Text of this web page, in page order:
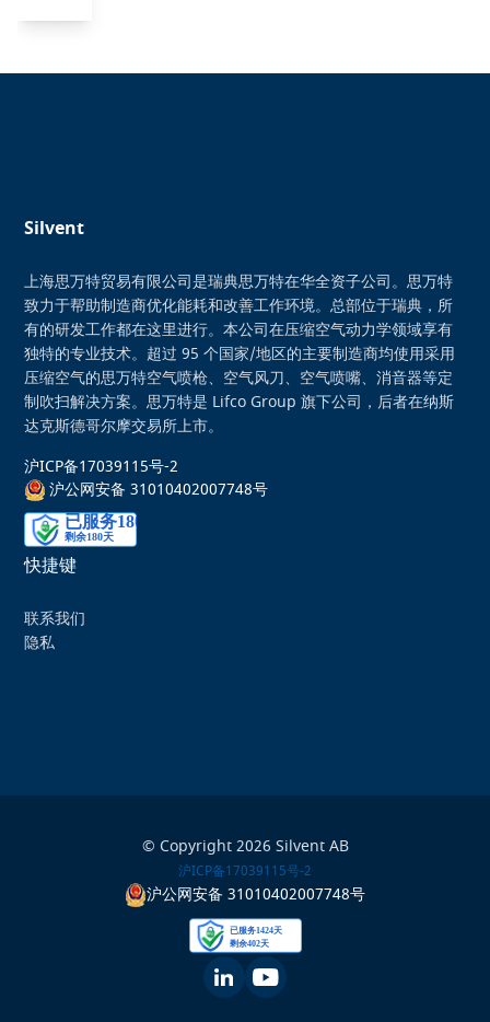
Silvent
上海思万特贸易有限公司是瑞典思万特在华全资子公司。思万特
致力于帮助制造商优化能耗和改善工作环境。总部位于瑞典，所
有的研发工作都在这里进行。本公司在压缩空气动力学领域享有
独特的专业技术。超过 95 个国家/地区的主要制造商均使用采用
压缩空气的思万特空气喷枪、空气风刀、空气喷嘴、消音器等定
制吹扫解决方案。思万特是 Lifco Group 旗下公司，后者在纳斯
达克斯德哥尔摩交易所上市。
沪ICP备17039115号-2
沪公网安备 31010402007748号
快捷键
联系我们
隐私
© Copyright 2026 Silvent AB
沪ICP备17039115号-2
沪公网安备 31010402007748号